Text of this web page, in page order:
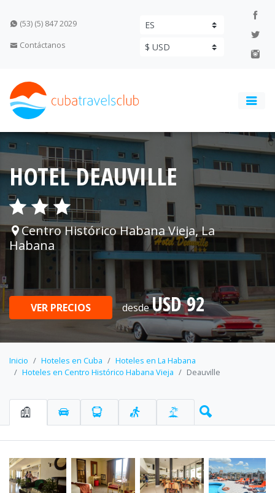
(53) (5) 847 2029
Contáctanos
HOTEL DEAUVILLE
Centro Histórico Habana Vieja, La
Habana
VER PRECIOS desdeUSD 92
Inicio Hoteles en Cuba
Hoteles en La Habana
Hoteles en Centro Histórico Habana Vieja
Deauville